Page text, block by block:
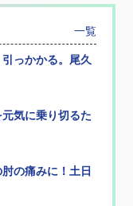
一覧
っかかる。尾久
気に乗り切るた
の痛みに！土日